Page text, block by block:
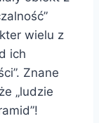
wielu z
ich
Znane
„ludzie